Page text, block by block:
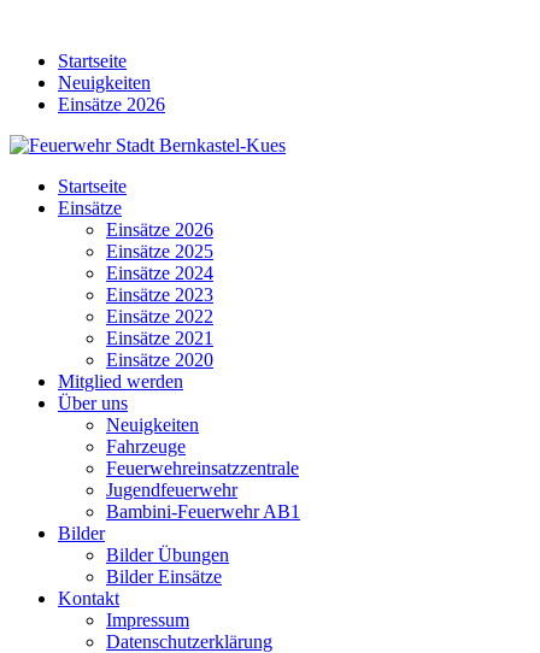
contentStartseite
Neuigkeiten
Einsätze 2026
Startseite
Einsätze
Einsätze 2026
Einsätze 2025
Einsätze 2024
Einsätze 2023
Einsätze 2022
Einsätze 2021
Einsätze 2020
Mitglied werden
Über uns
Neuigkeiten
Fahrzeuge
Feuerwehreinsatzzentrale
Jugendfeuerwehr
Bambini-Feuerwehr AB1
Bilder
Bilder Übungen
Bilder Einsätze
Kontakt
Impressum
Datenschutzerklärung